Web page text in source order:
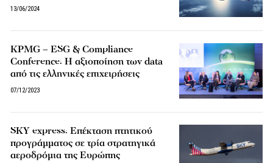
13/06/2024
KPMG – ESG & Compliance
Conference: H αξιοποίηση των data
από τις ελληνικές επιχειρήσεις
07/12/2023
SKY express: Επέκταση πτητικού
προγράμματος σε τρία στρατηγικά
αεροδρόμια της Ευρώπης